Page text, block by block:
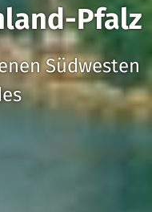
Pfalz
Südwesten